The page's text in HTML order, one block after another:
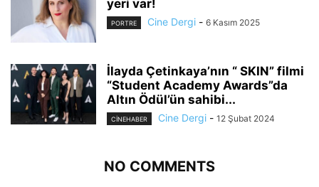
yeri var!
PORTRE Cine Dergi - 6 Kasım 2025
İlayda Çetinkaya’nın “ SKIN” filmi
“Student Academy Awards”da
Altın Ödül’ün sahibi...
CINEHABER Cine Dergi - 12 Şubat 2024
NO COMMENTS